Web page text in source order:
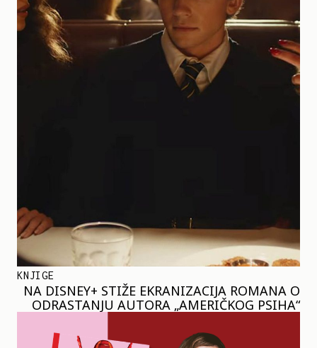
KNJIGE
NA DISNEY+ STIŽE EKRANIZACIJA ROMANA O
ODRASTANJU AUTORA „AMERIČKOG PSIHA“